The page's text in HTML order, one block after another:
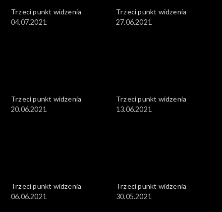
Trzeci punkt widzenia
04.07.2021
Trzeci punkt widzenia
27.06.2021
Trzeci punkt widzenia
20.06.2021
Trzeci punkt widzenia
13.06.2021
Trzeci punkt widzenia
06.06.2021
Trzeci punkt widzenia
30.05.2021